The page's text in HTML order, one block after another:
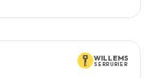
WILLEMS
SERRURIER